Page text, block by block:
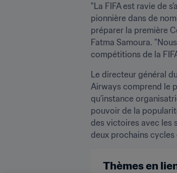
"La FIFA est ravie de
pionnière dans de
préparer la première
Fatma Samoura.
compétitions de la
Le directeur général
Airways comprend le
qu’instance
pouvoir de la
des victoires avec les
deux prochains cycles
Thèmes en